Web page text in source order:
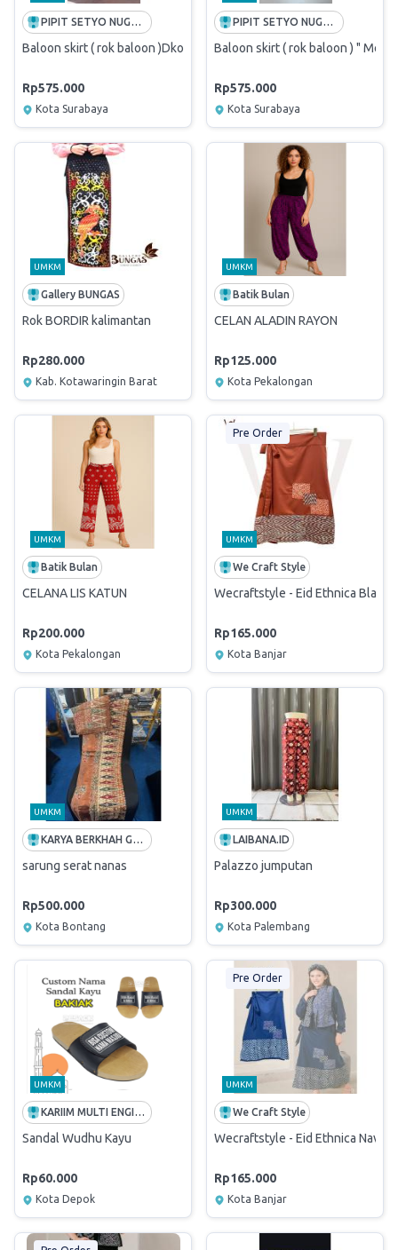
PIPIT SETYO NUGROHO
Baloon skirt ( rok baloon )Dkoe Outerwear
Rp575.000
Kota Surabaya
PIPIT SETYO NUGROHO
Baloon skirt ( rok baloon ) "
Rp575.000
Kota Surabaya
UMKM
Gallery BUNGAS
Rok BORDIR kalimantan
Rp280.000
Kab. Kotawaringin Barat
UMKM
Batik Bulan
CELAN ALADIN RAYON
Rp125.000
Kota Pekalongan
UMKM
Batik Bulan
CELANA LIS KATUN
Rp200.000
Kota Pekalongan
Pre Order
UMKM
We Craft Style
Wecraftstyle - Eid Ethnica Black
Rp165.000
Kota Banjar
UMKM
KARYA BERKHAH GEMILANG
sarung serat nanas
Rp500.000
Kota Bontang
UMKM
LAIBANA.ID
Palazzo jumputan
Rp300.000
Kota Palembang
UMKM
KARIIM MULTI ENGINEERING
Sandal Wudhu Kayu
Rp60.000
Kota Depok
Pre Order
UMKM
We Craft Style
Wecraftstyle - Eid Ethnica Navy
Rp165.000
Kota Banjar